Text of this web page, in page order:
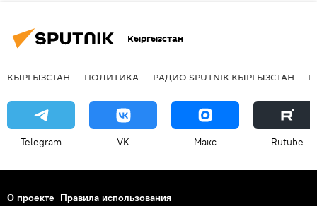
Кыргызстан
КЫРГЫЗСТАН ПОЛИТИКА РАДИО SPUTNIK КЫРГЫЗСТАН
Telegram VK Макс Rutube
О проекте Правила использования